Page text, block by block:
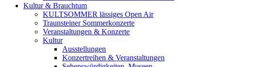
Kultur & Brauchtum
KULTSOMMER lässiges Open Air
Traunsteiner Sommerkonzerte
Veranstaltungen & Konzerte
Kultur
Ausstellungen
Konzertreihen & Veranstaltungen